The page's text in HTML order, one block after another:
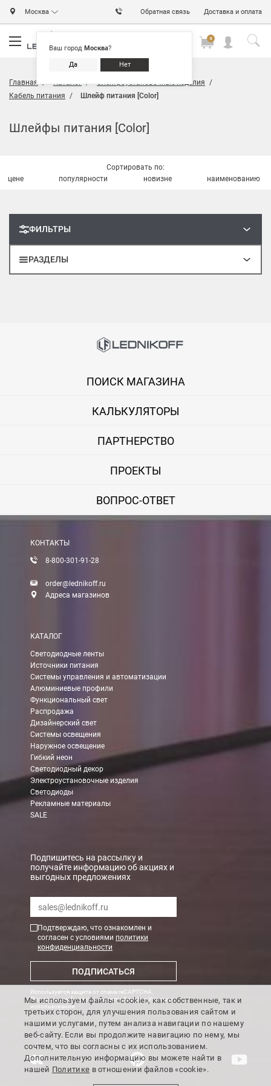
Москва
Ваш город Москва?
Да Нет
Обратная связь Доставка и оплата
0
Главная Каталог
Электроустановочные изделия
Кабель питания
Шлейф питания [Color]
Шлейфы питания [Color]
РАЗДЕЛЫ
ФИЛЬТРЫ
Сортировать по:
цене
популярности новизне наименованию
ПОИСК МАГАЗИНА
КАЛЬКУЛЯТОРЫ
ПАРТНЕРСТВО
ПРОЕКТЫ
ВОПРОС-ОТВЕТ
КОНТАКТЫ
8-800-301-91-28
order@lednikoff.ru
Адреса магазинов
КАТАЛОГ
Светодиодные ленты
Источники питания
Системы управления и автоматизации
Алюминиевые профили
Функциональный свет
Распродажа
Дизайнерский свет
Системы освещения
Наружное освещение
Гибкий неон
Светодиодный декор
Электроустановочные изделия
Светодиоды
Рекламные материалы
SALE
Подпишитесь на рассылку и
получайте информацию об акциях и
выгодных предложениях
Подтверждаю, что ознакомлен и
согласен с условиями политики
конфиденциальности
ПОДПИСАТЬСЯ
Используется защита от спама reCAPTCHA,
Политика конфиденциальности GoogleиУсловия
использования
Мы используем файлы «cookie», как собственные, так и
третьих сторон, для улучшения пользования сайтом и
нашими услугами, путем анализа навигации по нашему
веб-сайту. Если вы продолжите навигацию по нему, мы
сочтем, что вы согласны с их использованием.
Дополнительную информацию вы можете найти в
нашей Политике в отношении файлов «cookie».